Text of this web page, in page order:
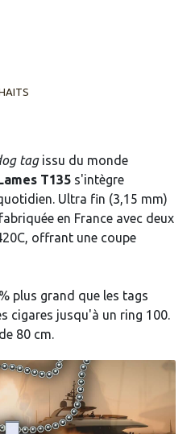
tagissu du monde
T135 s'intègre
Ultra fin (3,15 mm)
en France avec deux
offrant une coupe
plus grand que les tags
cigares jusqu'à un ring 100.
80 cm.